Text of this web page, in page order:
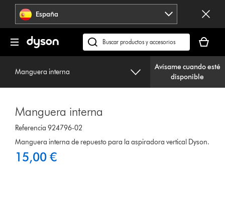
Omitir
navegación España
Buscar
en
cesta
está
vacía
Manguera interna
Avísame cuando esté
disponible
Manguera interna
Referencia 924796-02
Manguera interna de repuesto para la aspiradora vertical Dyson.
15,00 €